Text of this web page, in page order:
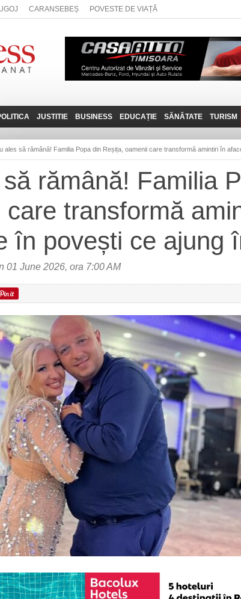
CARANSEBEȘ POVESTE DE VIAȚĂ
EXPRESSLIVE
INTERVIURILE
JUSTITIE BUSINESS
JOB-URI
TEHNIT
EDUCAȚIE SĂNĂTATE TURISM
PRIN
ales să rămână! Familia Popa din Reșița, oamenii care transformă amintiri în
rămână! Familia
care transformă
în povești ce ajung
01 June 2026, ora 7:00 AM